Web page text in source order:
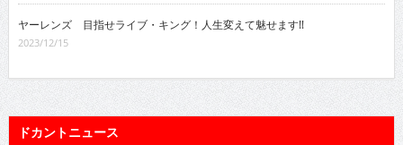
ヤーレンズ 目指せライブ・キング！人生変えて魅せます!!
2023/12/15
ドカントニュース